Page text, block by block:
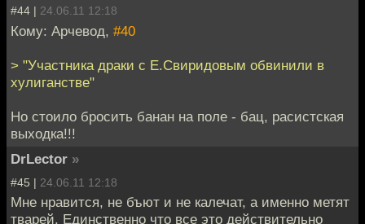
#44 | 24.06.11 12:18
Кому: Арчевод, #40
> "Участника драки с Е.Свиридовым обвинили в
хулиганстве"
Но стоило бросить банан на поле - бац, расистская
выходка!!!
DrLector »
#45 | 24.06.11 12:18
Мне нравится, не бъют и не калечат, а именно метят
тварей. Единственно что все это действительно